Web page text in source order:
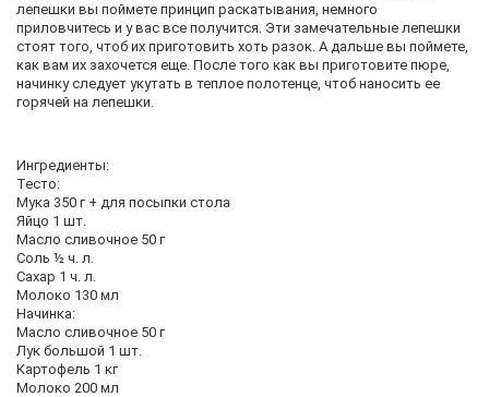
лепешки вы поймете принцип раскатывания, немного
приловчитесь и у вас все получится. Эти замечательные лепешки
стоят того, чтоб их приготовить хоть разок. А дальше вы поймете,
как вам их захочется еще. После того как вы приготовите пюре,
начинку следует укутать в теплое полотенце, чтоб наносить ее
горячей на лепешки.
Ингредиенты:
Тесто:
Мука 350 г + для посыпки стола
Яйцо 1 шт.
Масло сливочное 50 г
Соль ½ ч. л.
Сахар 1 ч. л.
Молоко 130 мл
Начинка:
Масло сливочное 50 г
Лук большой 1 шт.
Картофель 1 кг
Молоко 200 мл